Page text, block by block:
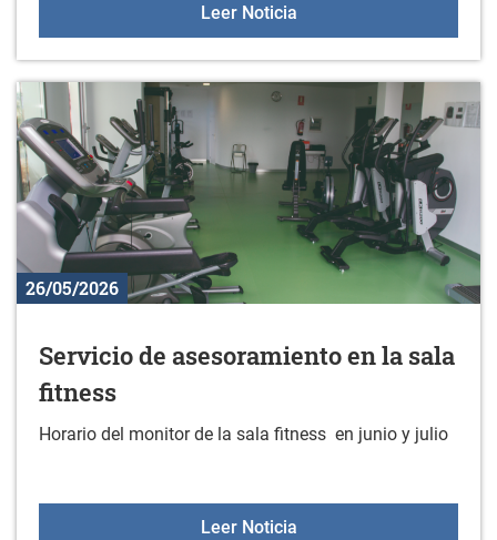
Leer NoticiaNuevos libros en la
26/05/2026
Servicio de asesoramiento en la sala
fitness
Horario del monitor de la sala fitness en junio y julio
Leer NoticiaServicio de